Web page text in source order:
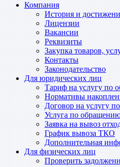
Компания
История и
Лицензии
Вакансии
Реквизиты
Закупка товаров,
Контакты
Законодательство
Для юридических лиц
Тариф на услугу по
Нормативы
Договор на услугу
Услуга по
Заявка на вывоз
График вывоза ТКО
Дополнительная
Для физических лиц
Проверить